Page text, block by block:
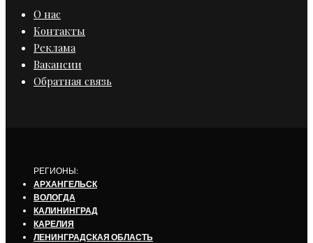
О нас
Контакты
Реклама
Вакансии
Обратная связь
РЕГИОНЫ:
АРХАНГЕЛЬСК
ВОЛОГДА
КАЛИНИНГРАД
КАРЕЛИЯ
ЛЕНИНГРАДСКАЯ ОБЛАСТЬ